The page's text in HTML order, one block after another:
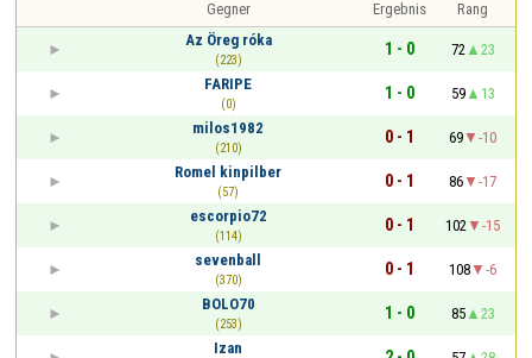
Gegner Ergebnis
Rang
Az Öreg róka
(223)
1 - 0 72
23
FARIPE
(0)
1 - 0 59
13
milos1982
(210)
0 - 1 69
-10
Romel kinpilber
(57)
0 - 1 86
-17
escorpio72
(114)
0 - 1 102
-15
sevenball
(370)
0 - 1 108
-6
BOLO70
(253)
1 - 0 85
23
Izan